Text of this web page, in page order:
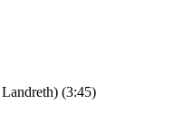
(3:45)